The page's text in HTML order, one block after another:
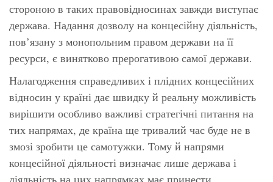
стороною в таких правовідносинах завжди виступає
держава. Надання дозволу на концесійну діяльність,
пов’язану з монопольним правом держави на її
ресурси, є винятково прерогативою самої держави.
Налагодження справедливих і плідних концесійних
відносин у країні дає швидку й реальну можливість
вирішити особливо важливі стратегічні питання на
тих напрямах, де країна ще тривалий час буде не в
змозі зробити це самотужки. Тому й напрями
концесійної діяльності визначає лише держава і
діяльність на цих напрямках має принести